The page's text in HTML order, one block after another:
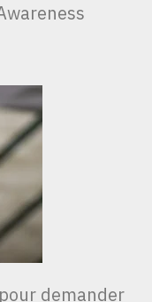
demander